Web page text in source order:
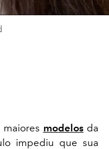
modelos da
impediu que sua